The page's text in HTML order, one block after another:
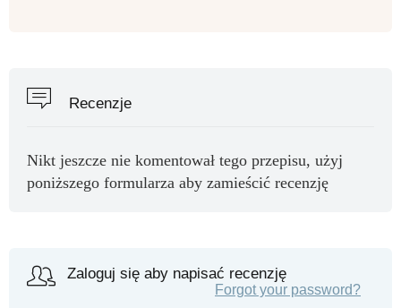
Recenzje
Nikt jeszcze nie komentował tego przepisu, użyj
poniższego formularza aby zamieścić recenzję
Zaloguj się aby napisać recenzję
Forgot your password?